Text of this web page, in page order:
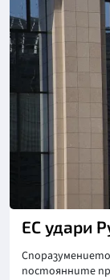
ЕС удари
постоянните